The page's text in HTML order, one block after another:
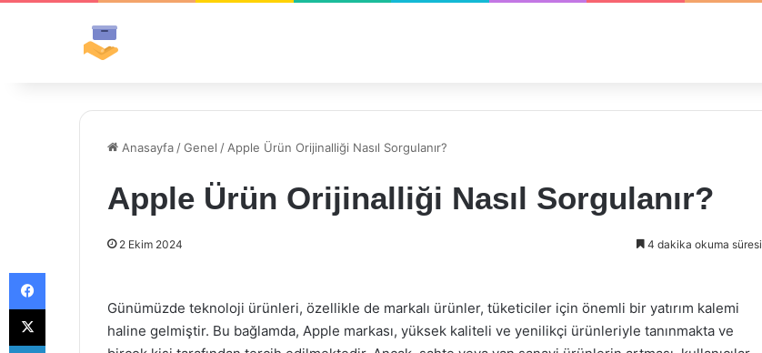
Anasayfa /Genel / Apple Ürün Orijinalliği Nasıl Sorgulanır?
Apple Ürün Orijinalliği Nasıl Sorgulanır?
2 Ekim 2024 4 dakika okuma süresi
Günümüzde teknoloji ürünleri, özellikle de markalı ürünler, tüketiciler için önemli bir yatırım kalemi
haline gelmiştir. Bu bağlamda, Apple markası, yüksek kaliteli ve yenilikçi ürünleriyle tanınmakta ve
Facebook
X
LinkedIn